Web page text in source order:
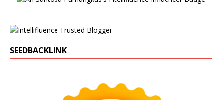
SEEDBACKLINK